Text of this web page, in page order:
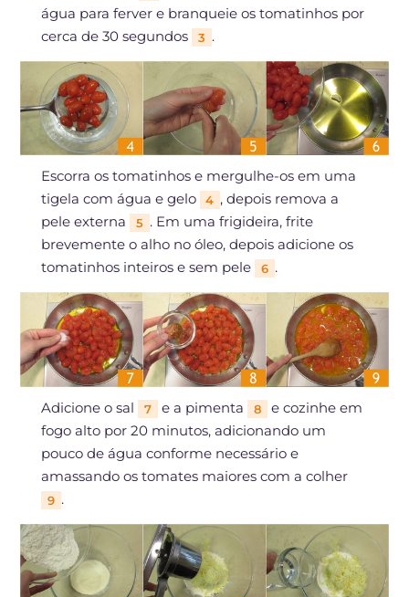
água para ferver e branqueie os tomatinhos por
cerca de 30 segundos
3 .
Escorra os tomatinhos e mergulhe-os em uma
tigela com água e gelo
4 , depois remova a
pele externa
5 . Em uma frigideira, frite
brevemente o alho no óleo, depois adicione os
tomatinhos inteiros e sem pele
6 .
Adicione o sal 7 e a pimenta 8
e cozinhe em
fogo alto por 20 minutos, adicionando um
pouco de água conforme necessário e
amassando os tomates maiores com a colher
9 .